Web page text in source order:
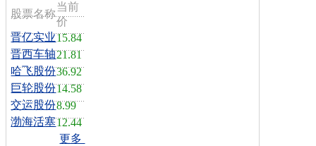
股票名称
当前
价
晋亿实业15.84
晋西车轴21.81
哈飞股份36.92
巨轮股份14.58
交运股份8.99
渤海活塞12.44
更多